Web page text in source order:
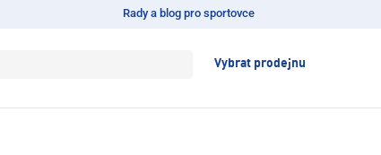
Rady a blog pro sportovce
Vybrat prodejnu